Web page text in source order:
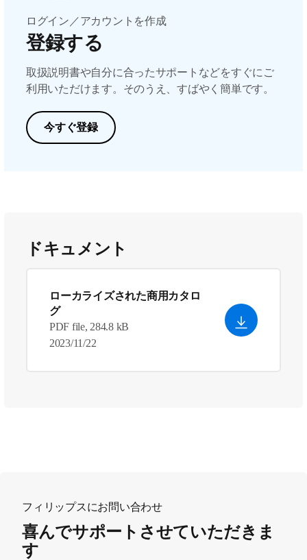
ログイン／アカウントを作成
登録する
取扱説明書や自分に合ったサポートなどをすぐにご
利用いただけます。そのうえ、すばやく簡単です。
今すぐ登録
ドキュメント
ローカライズされた商用カタロ
グ
PDF file, 284.8 kB
2023/11/22
フィリップスにお問い合わせ
喜んでサポートさせていただきま
す